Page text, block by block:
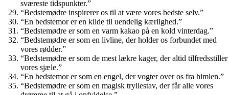
sværeste tidspunkter.”
“Bedstemødre inspirerer os til at være vores bedste selv.”
“En bedstemor er en kilde til uendelig kærlighed.”
“Bedstemødre er som en varm kakao på en kold vinterdag.”
“Bedstemødre er som en livline, der holder os forbundet med
vores rødder.”
“Bedstemødre er som de mest lækre kager, der altid tilfredsstiller
vores sjæle.”
“En bedstemor er som en engel, der vogter over os fra himlen.”
“Bedstemødre er som en magisk tryllestav, der får alle vores